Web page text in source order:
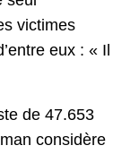
victimes
eux : « Il
de 47.653
considère